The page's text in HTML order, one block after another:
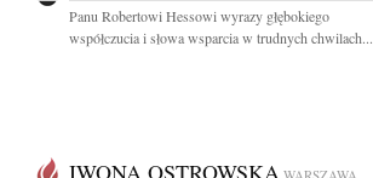
Panu Robertowi Hessowi wyrazy głębokiego
współczucia i słowa wsparcia w trudnych chwilach...
IWONA OSTROWSKA